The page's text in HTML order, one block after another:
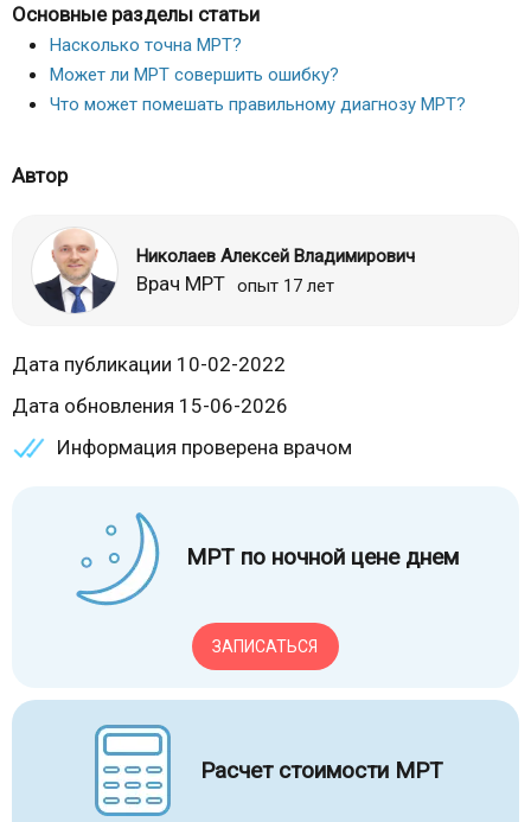
Основные разделы статьи
Насколько точна МРТ?
Может ли МРТ совершить ошибку?
Что может помешать правильному диагнозу МРТ?
Автор
Николаев Алексей Владимирович
Врач МРТ опыт 17 лет
Дата публикации 10-02-2022
Дата обновления 15-06-2026
Информация проверена врачом
МРТ по ночной цене днем
ЗАПИСАТЬСЯ
Расчет стоимости МРТ